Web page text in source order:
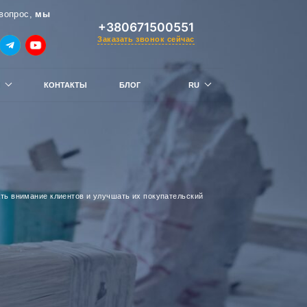
мы
+380671500551
Заказать звонок сейчас
— получи скидку
КОНТАКТЫ БЛОГ RU
UK
внимание клиентов и улучшать их покупательский